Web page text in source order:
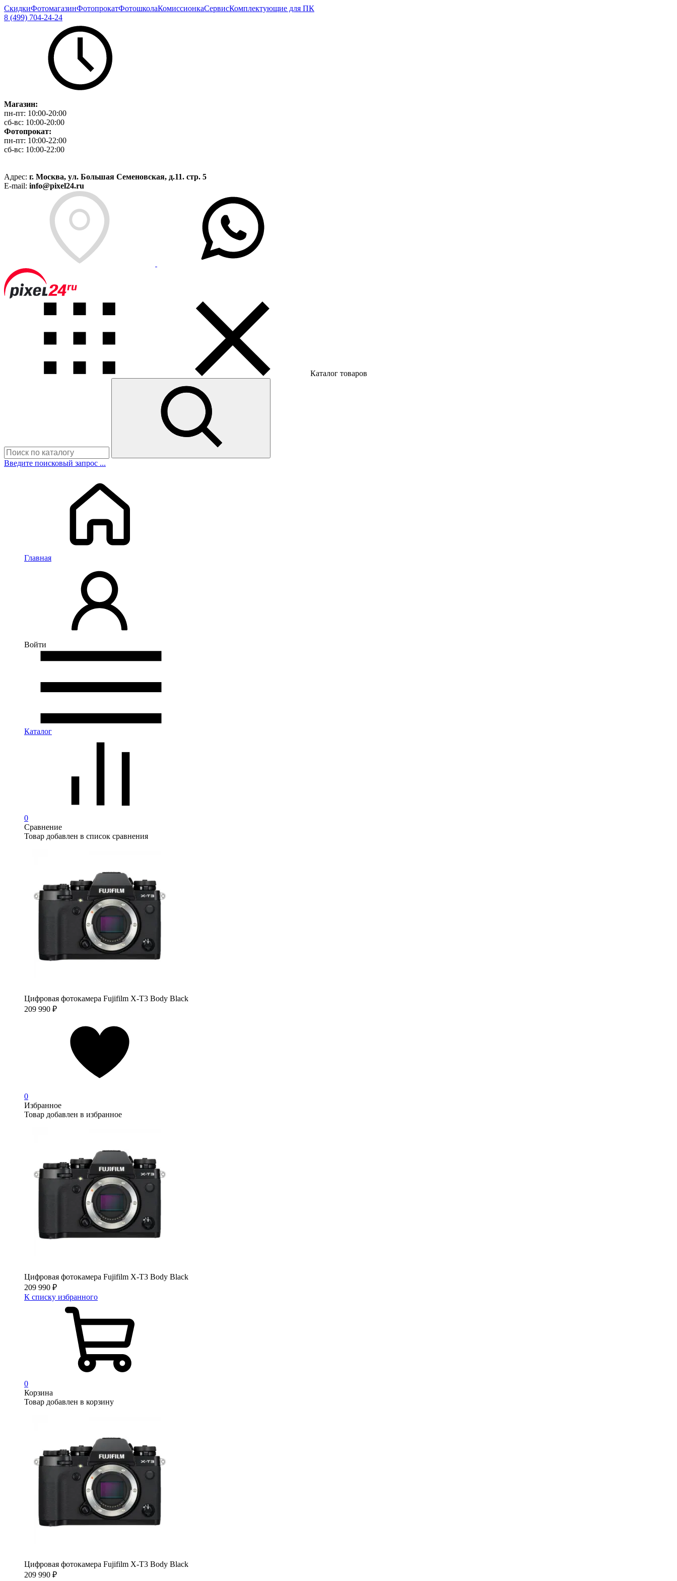
СкидкиФотомагазинФотопрокатФотошколаКомиссионкаСервисКомплектующие для ПК
8 (499) 704-24-24
Магазин:
пн-пт: 10:00-20:00
сб-вс: 10:00-20:00
Фотопрокат:
пн-пт: 10:00-22:00
сб-вс: 10:00-22:00
Адрес: г. Москва, ул. Большая Семеновская, д.11. стр. 5
E-mail: info@pixel24.ru
Каталог товаров
Введите поисковый запрос ...
Главная
Войти
Каталог
0
Сравнение
Товар добавлен в список сравнения
Цифровая фотокамера Fujifilm X-T3 Body Black
209 990 ₽
0
Избранное
Товар добавлен в избранное
Цифровая фотокамера Fujifilm X-T3 Body Black
209 990 ₽
К списку избранного
0
Корзина
Товар добавлен в корзину
Цифровая фотокамера Fujifilm X-T3 Body Black
209 990 ₽